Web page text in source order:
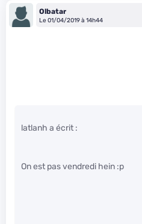
Olbatar
Le 01/04/2019 à 14h44
latlanh a écrit :
On est pas vendredi hein :p